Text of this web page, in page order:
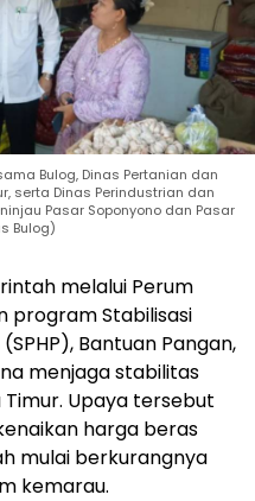
Bulog, Dinas Pertanian dan
serta Dinas Perindustrian dan
Pasar Soponyono dan Pasar
Bulog)
melalui Perum
program Stabilisasi
Bantuan Pangan,
menjaga stabilitas
Upaya tersebut
harga beras
mulai berkurangnya
kemarau.